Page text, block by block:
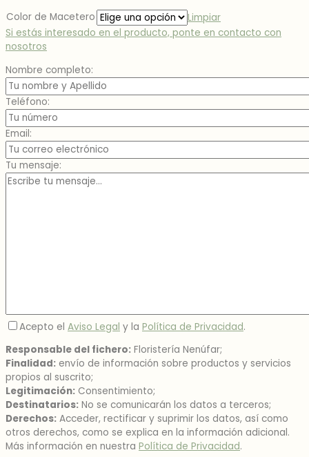
Color de Macetero
Limpiar
Si estás interesado en el producto, ponte en contacto con
nosotros
Nombre completo:
Teléfono:
Email:
Tu mensaje:
Acepto el Aviso Legal y la Política de Privacidad.
Responsable del fichero: Floristería Nenúfar;
Finalidad: envío de información sobre productos y servicios
propios al suscrito;
Legitimación: Consentimiento;
Destinatarios: No se comunicarán los datos a terceros;
Derechos: Acceder, rectificar y suprimir los datos, así como
otros derechos, como se explica en la información adicional.
Más información en nuestra Política de Privacidad.